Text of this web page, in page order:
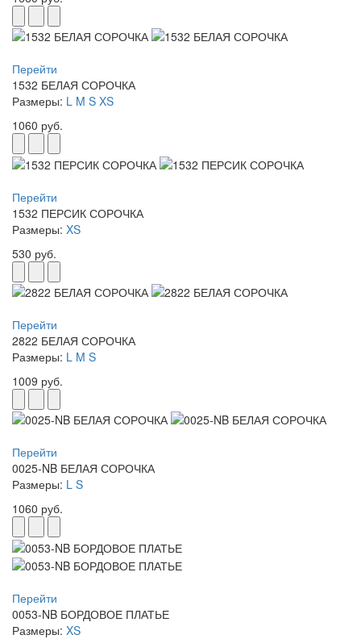
Перейти
1532 БЕЛАЯ СОРОЧКА
Размеры: L M S XS
1060 руб.
Перейти
1532 ПЕРСИК СОРОЧКА
Размеры: XS
530 руб.
Перейти
2822 БЕЛАЯ СОРОЧКА
Размеры: L M S
1009 руб.
Перейти
0025-NB БЕЛАЯ СОРОЧКА
Размеры: L S
1060 руб.
Перейти
0053-NB БОРДОВОЕ ПЛАТЬЕ
Размеры: XS